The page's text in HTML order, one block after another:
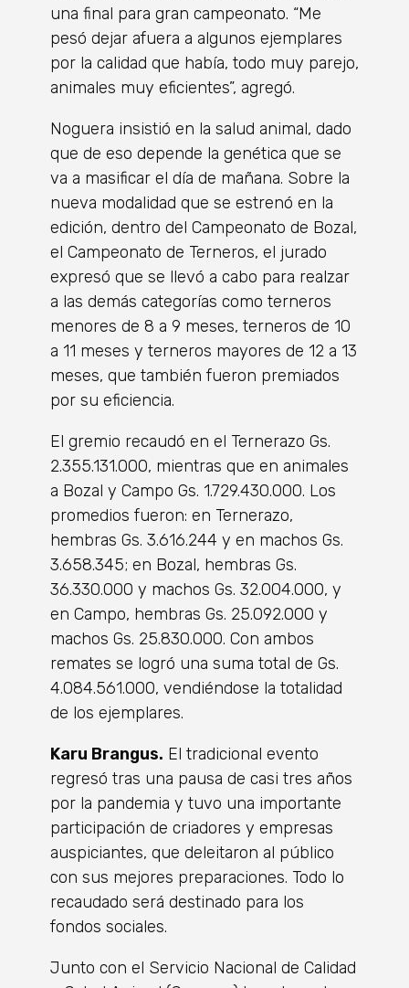
una final para gran campeonato. “Me
pesó dejar afuera a algunos ejemplares
por la calidad que había, todo muy parejo,
animales muy eficientes”, agregó.
Noguera insistió en la salud animal, dado
que de eso depende la genética que se
va a masificar el día de mañana. Sobre la
nueva modalidad que se estrenó en la
edición, dentro del Campeonato de Bozal,
el Campeonato de Terneros, el jurado
expresó que se llevó a cabo para realzar
a las demás categorías como terneros
menores de 8 a 9 meses, terneros de 10
a 11 meses y terneros mayores de 12 a 13
meses, que también fueron premiados
por su eficiencia.
El gremio recaudó en el Ternerazo Gs.
2.355.131.000, mientras que en animales
a Bozal y Campo Gs. 1.729.430.000. Los
promedios fueron: en Ternerazo,
hembras Gs. 3.616.244 y en machos Gs.
3.658.345; en Bozal, hembras Gs.
36.330.000 y machos Gs. 32.004.000, y
en Campo, hembras Gs. 25.092.000 y
machos Gs. 25.830.000. Con ambos
remates se logró una suma total de Gs.
4.084.561.000, vendiéndose la totalidad
de los ejemplares.
Karu Brangus. El tradicional evento
regresó tras una pausa de casi tres años
por la pandemia y tuvo una importante
participación de criadores y empresas
auspiciantes, que deleitaron al público
con sus mejores preparaciones. Todo lo
recaudado será destinado para los
fondos sociales.
Junto con el Servicio Nacional de Calidad